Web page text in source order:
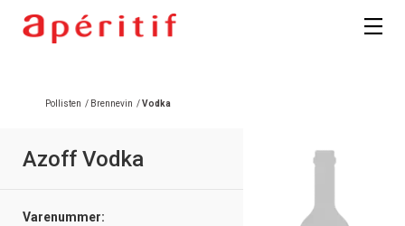
Pollisten / Brennevin /Vodka
Azoff Vodka
Varenummer: